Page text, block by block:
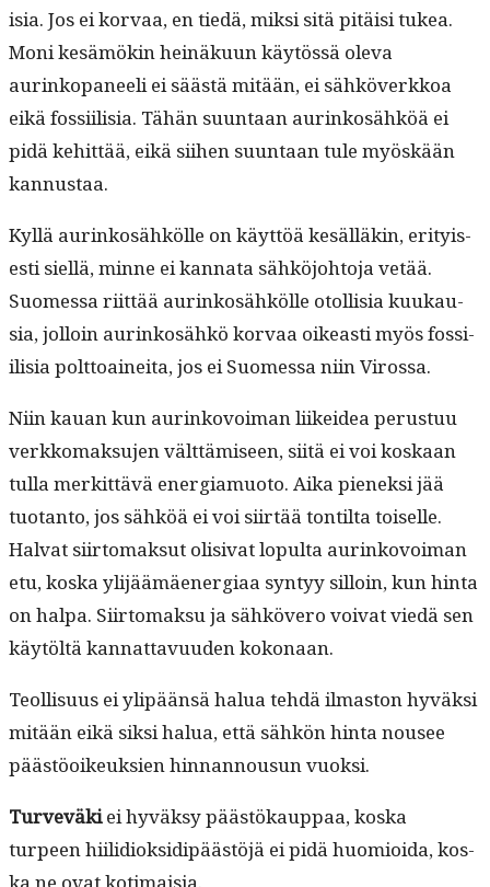
isia. Jos ei kor­vaa, en tiedä, mik­si sitä pitäisi tukea.
Moni kesämökin heinäku­un käytössä ole­va
aurinkopa­neeli ei säästä mitään, ei sähköverkkoa
eikä fos­si­il­isia. Tähän suun­taan aurinkosähköä ei
pidä kehit­tää, eikä siihen suun­taan tule myöskään
kannustaa.
Kyl­lä aurinkosähkölle on käyt­töä kesäl­läkin, eri­tyis­
es­ti siel­lä, minne ei kan­na­ta sähköjo­hto­ja vetää.
Suomes­sa riit­tää aurinkosähkölle otol­lisia kuukau­
sia, jol­loin aurinkosähkö kor­vaa oikeasti myös fos­si­
il­isia polt­toainei­ta, jos ei Suomes­sa niin Virossa.
Niin kauan kun aurinkovoiman liikei­dea perus­tuu
verkko­mak­su­jen vält­tämiseen, siitä ei voi koskaan
tul­la merkit­tävä ener­gia­muo­to. Aika pienek­si jää
tuotan­to, jos sähköä ei voi siirtää ton­til­ta toiselle.
Hal­vat siir­tomak­sut oli­si­vat lop­ul­ta aurinkovoiman
etu, kos­ka yli­jäämäen­er­giaa syn­tyy sil­loin, kun hin­ta
on hal­pa. Siir­tomak­su ja sähkövero voivat viedä sen
käytöltä kan­nat­tavu­u­den kokonaan.
Teol­lisu­us ei ylipään­sä halua tehdä ilmas­ton hyväk­si
mitään eikä sik­si halua, että sähkön hin­ta nousee
päästöoikeuk­sien hin­nan­nousun vuoksi.
Turvevä­kiei hyväksy päästökaup­paa, kos­ka
turpeen hiilid­iok­sidipäästöjä ei pidä huomioi­da, kos­
ka ne ovat kotimaisia.